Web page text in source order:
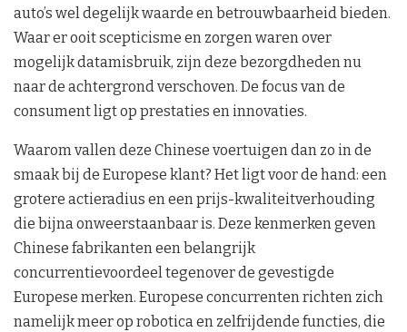
auto’s wel degelijk waarde en betrouwbaarheid bieden.
Waar er ooit scepticisme en zorgen waren over
mogelijk datamisbruik, zijn deze bezorgdheden nu
naar de achtergrond verschoven. De focus van de
consument ligt op prestaties en innovaties.
Waarom vallen deze Chinese voertuigen dan zo in de
smaak bij de Europese klant? Het ligt voor de hand: een
grotere actieradius en een prijs-kwaliteitverhouding
die bijna onweerstaanbaar is. Deze kenmerken geven
Chinese fabrikanten een belangrijk
concurrentievoordeel tegenover de gevestigde
Europese merken. Europese concurrenten richten zich
namelijk meer op robotica en zelfrijdende functies, die